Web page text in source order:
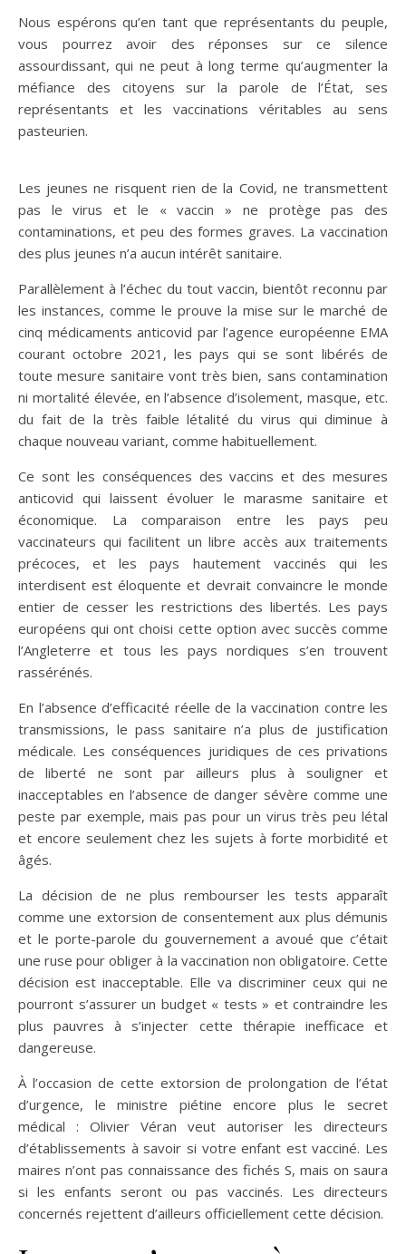
Nous espérons qu’en tant que représentants du peuple,
vous pourrez avoir des réponses sur ce silence
assourdissant, qui ne peut à long terme qu’augmenter la
méfiance des citoyens sur la parole de l’État, ses
représentants et les vaccinations véritables au sens
pasteurien.
Les jeunes ne risquent rien de la Covid, ne transmettent
pas le virus et le « vaccin » ne protège pas des
contaminations, et peu des formes graves. La vaccination
des plus jeunes n’a aucun intérêt sanitaire.
Parallèlement à l’échec du tout vaccin, bientôt reconnu par
les instances, comme le prouve la mise sur le marché de
cinq médicaments anticovid par l’agence européenne EMA
courant octobre 2021, les pays qui se sont libérés de
toute mesure sanitaire vont très bien, sans contamination
ni mortalité élevée, en l’absence d’isolement, masque, etc.
du fait de la très faible létalité du virus qui diminue à
chaque nouveau variant, comme habituellement.
Ce sont les conséquences des vaccins et des mesures
anticovid qui laissent évoluer le marasme sanitaire et
économique. La comparaison entre les pays peu
vaccinateurs qui facilitent un libre accès aux traitements
précoces, et les pays hautement vaccinés qui les
interdisent est éloquente et devrait convaincre le monde
entier de cesser les restrictions des libertés. Les pays
européens qui ont choisi cette option avec succès comme
l’Angleterre et tous les pays nordiques s’en trouvent
rassérénés.
En l’absence d’efficacité réelle de la vaccination contre les
transmissions, le pass sanitaire n’a plus de justification
médicale. Les conséquences juridiques de ces privations
de liberté ne sont par ailleurs plus à souligner et
inacceptables en l’absence de danger sévère comme une
peste par exemple, mais pas pour un virus très peu létal
et encore seulement chez les sujets à forte morbidité et
âgés.
La décision de ne plus rembourser les tests apparaît
comme une extorsion de consentement aux plus démunis
et le porte-parole du gouvernement a avoué que c’était
une ruse pour obliger à la vaccination non obligatoire. Cette
décision est inacceptable. Elle va discriminer ceux qui ne
pourront s’assurer un budget « tests » et contraindre les
plus pauvres à s’injecter cette thérapie inefficace et
dangereuse.
À l’occasion de cette extorsion de prolongation de l’état
d’urgence, le ministre piétine encore plus le secret
médical : Olivier Véran veut autoriser les directeurs
d’établissements à savoir si votre enfant est vacciné. Les
maires n’ont pas connaissance des fichés S, mais on saura
si les enfants seront ou pas vaccinés. Les directeurs
concernés rejettent d’ailleurs officiellement cette décision.